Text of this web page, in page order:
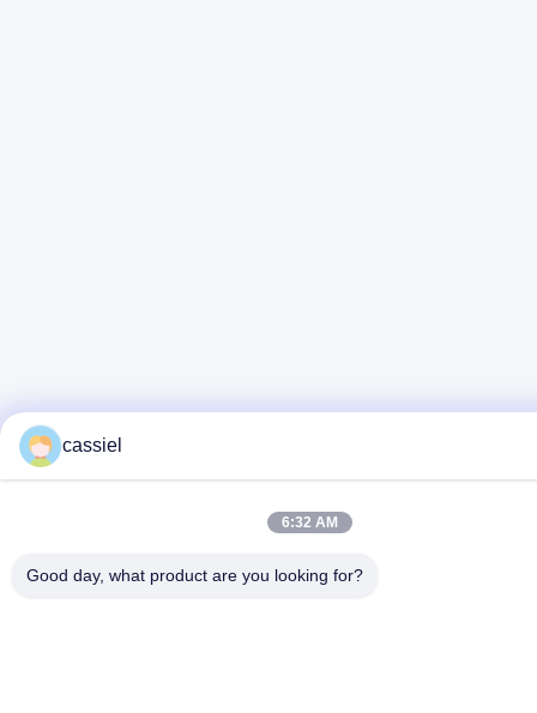
cassiel
6:32 AM
Good day, what product are you looking for?